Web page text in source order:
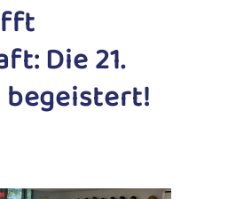
Die 21.